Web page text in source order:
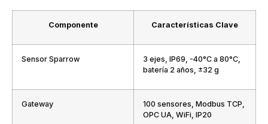
Componente Características Clave
Sensor Sparrow
3 ejes, IP69, -40°C a 80°C,
batería 2 años, ±32 g
Gateway
100 sensores, Modbus TCP,
OPC UA, WiFi, IP20